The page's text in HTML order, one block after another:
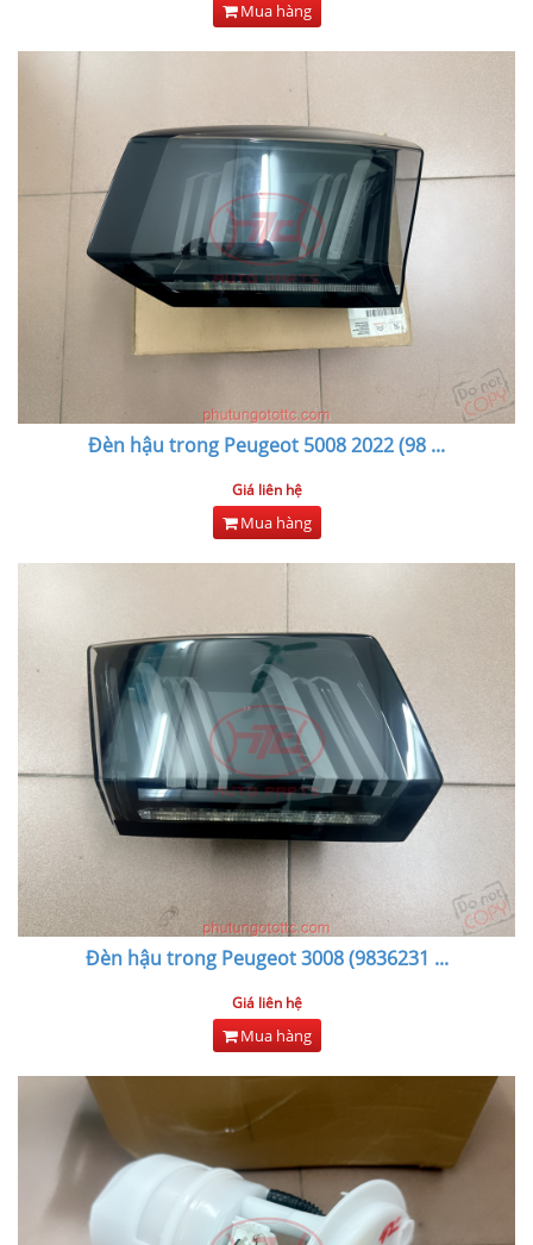
Mua hàng
Đèn hậu trong Peugeot 5008 2022 (98 ...
Giá liên hệ
Mua hàng
Đèn hậu trong Peugeot 3008 (9836231 ...
Giá liên hệ
Mua hàng